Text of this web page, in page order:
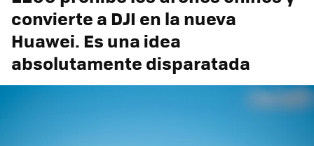
convierte a DJI en la nueva
Huawei. Es una idea
absolutamente disparatada